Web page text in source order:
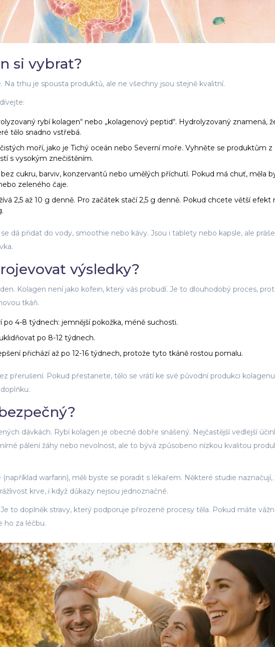
si vybrat?
Na trhu je spousta produktů, ale ne všechny jsou stejně kvalitní.
rybí kolagen“ nebo „kolagenový peptid“. Hydrolyzovaný znamená,
tělo snadno vstřebá.
moří, jako je Tichý oceán nebo Severní moře. Vyhněte se produktům z
s vysokým znečištěním.
cukru, barviv, konzervantů nebo umělých příchutí. Pokud má chuť, měla
zeleného čaje.
2,5 až 10 g denně. Pro začátek stačí 2,5 g denně. Pokud chcete větší efekt
dá přidat do vody, smoothie nebo kávy. Jsou i tablety nebo kapsle, ale
výsledky?
Kolagen není jako kofein, který vás probudí. Je to dlouhodobý proces,
tkáň.
po 4-8 týdnech: jemnější pokožka, méně suchosti.
po 8-12 týdnech.
přichází až po 12-16 týdnech, protože tyto tkáně rostou pomalu.
přerušení. Pokud přestanete, tělo se vrátí ke své původní produkci
dávkách. Rybí kolagen je obecně dobře snášený. Nejčastější vedlejší
pálení žáhy nebo nevolnost, ale to bývá způsobeno nízkou kvalitou
warfarin), měli byste se poradit s lékařem. Některé studie naznačují,
krve, i když důkazy nejsou jednoznačné.
to doplněk stravy, který podporuje přirozené procesy těla. Pokud máte
ho za léčbu.